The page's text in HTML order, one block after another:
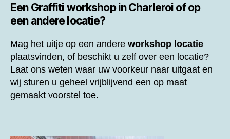
Een Graffiti workshop in Charleroi of op
een andere locatie?
Mag het uitje op een andere workshop locatie
plaatsvinden, of beschikt u zelf over een locatie?
Laat ons weten waar uw voorkeur naar uitgaat en
wij sturen u geheel vrijblijvend een op maat
gemaakt voorstel toe.